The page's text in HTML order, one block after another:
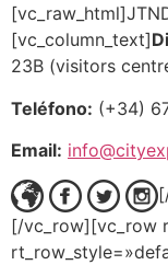
[vc_column_text]
23B (visitors
Teléfono: (+34)
Email:
[/vc_row][vc_row